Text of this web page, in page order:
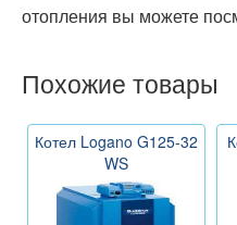
отопления вы можете
Похожие товары
Котел Logano G125-32
WS